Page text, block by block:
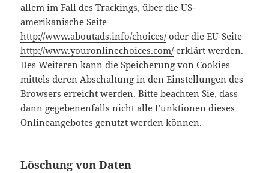
allem im Fall des Trackings, über die US-
amerikanische Seite
http://www.aboutads.info/choices/oder die EU-Seite
http://www.youronlinechoices.com/erklärt werden.
Des Weiteren kann die Speicherung von Cookies
mittels deren Abschaltung in den Einstellungen des
Browsers erreicht werden. Bitte beachten Sie, dass
dann gegebenenfalls nicht alle Funktionen dieses
Onlineangebotes genutzt werden können.
Löschung von Daten